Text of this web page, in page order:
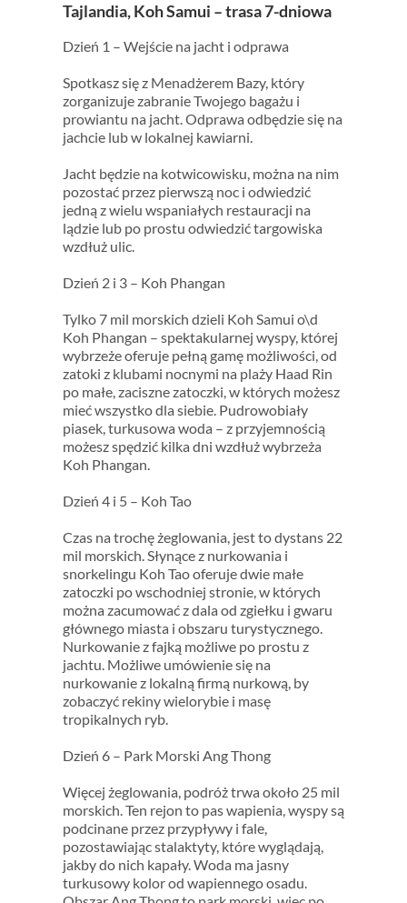
Tajlandia, Koh Samui – trasa 7-dniowa
Dzień 1 – Wejście na jacht i odprawa
Spotkasz się z Menadżerem Bazy, który
zorganizuje zabranie Twojego bagażu i
prowiantu na jacht. Odprawa odbędzie się na
jachcie lub w lokalnej kawiarni.
Jacht będzie na kotwicowisku, można na nim
pozostać przez pierwszą noc i odwiedzić
jedną z wielu wspaniałych restauracji na
lądzie lub po prostu odwiedzić targowiska
wzdłuż ulic.
Dzień 2 i 3 – Koh Phangan
Tylko 7 mil morskich dzieli Koh Samui o\d
Koh Phangan – spektakularnej wyspy, której
wybrzeże oferuje pełną gamę możliwości, od
zatoki z klubami nocnymi na plaży Haad Rin
po małe, zaciszne zatoczki, w których możesz
mieć wszystko dla siebie. Pudrowobiały
piasek, turkusowa woda – z przyjemnością
możesz spędzić kilka dni wzdłuż wybrzeża
Koh Phangan.
Dzień 4 i 5 – Koh Tao
Czas na trochę żeglowania, jest to dystans 22
mil morskich. Słynące z nurkowania i
snorkelingu Koh Tao oferuje dwie małe
zatoczki po wschodniej stronie, w których
można zacumować z dala od zgiełku i gwaru
głównego miasta i obszaru turystycznego.
Nurkowanie z fajką możliwe po prostu z
jachtu. Możliwe umówienie się na
nurkowanie z lokalną firmą nurkową, by
zobaczyć rekiny wielorybie i masę
tropikalnych ryb.
Dzień 6 – Park Morski Ang Thong
Więcej żeglowania, podróż trwa około 25 mil
morskich. Ten rejon to pas wapienia, wyspy są
podcinane przez przypływy i fale,
pozostawiając stalaktyty, które wyglądają,
jakby do nich kapały. Woda ma jasny
turkusowy kolor od wapiennego osadu.